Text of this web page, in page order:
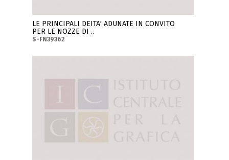
LE PRINCIPALI DEITA' ADUNATE IN CONVITO
PER LE NOZZE DI ..
S-FN39362